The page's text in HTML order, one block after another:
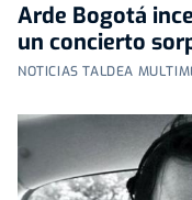
Arde Bogotá
un concierto
NOTICIAS TALDEA